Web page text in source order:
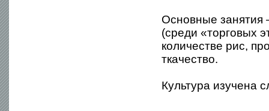
Основные занятия
(среди «торговых
количестве рис,
ткачество.
Культура изучена